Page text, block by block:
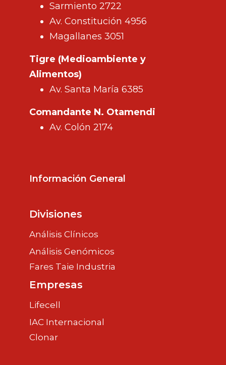
Sarmiento 2722
Av. Constitución 4956
Magallanes 3051
Tigre (Medioambiente y
Alimentos)
Av. Santa María 6385
Comandante N. Otamendi
Av. Colón 2174
Información General
Divisiones
Análisis Clínicos
Análisis Genómicos
Fares Taie Industria
Empresas
Lifecell
IAC Internacional
Clonar